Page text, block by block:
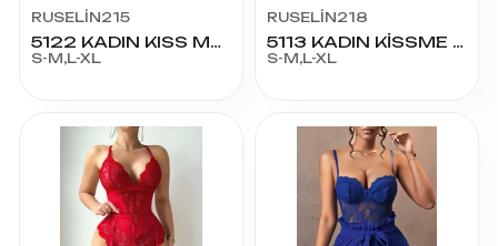
RUSELİN215
5122 KADIN KISS ME TULUM
S-M,L-XL
RUSELİN218
5113 KADIN KİSSME ŞORT
S-M,L-XL